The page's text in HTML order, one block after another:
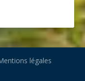
légales